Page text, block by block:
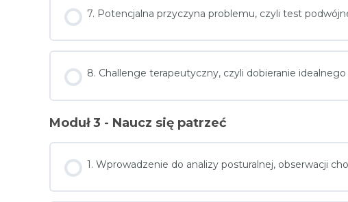
7. Potencjalna przyczyna problemu, czyli test
8. Challenge terapeutyczny, czyli dobieranie
Moduł 3 - Naucz się patrzeć
1. Wprowadzenie do analizy posturalnej, obserwacji